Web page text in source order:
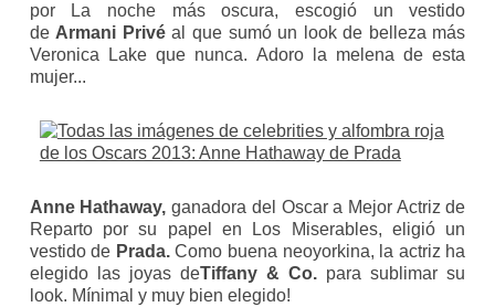
por
La noche más oscura, escogió un vestido
deArmani Privéal que sumó un look de belleza más
Veronica Lake que nunca. Adoro la melena de esta
mujer...
Anne Hathaway, ganadora del Oscar a Mejor Actriz de
Reparto por su papel en
Los Miserables, eligió un
vestido de Prada.Como buena neoyorkina, la actriz ha
elegido las joyas deTiffany & Co. para sublimar su
look. Mínimal y muy bien elegido!